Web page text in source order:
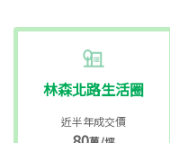
林森北路生活圈
近半年成交價